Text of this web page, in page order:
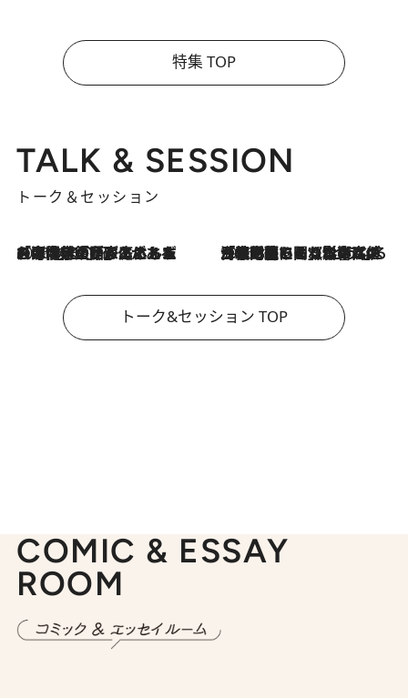
特集 TOP
TALK & SESSION
トーク＆セッション
2026.8.3
「今後値上げがあるとすれば…」「リスクがあるのは今年の冬」エネルギー専門家が語る、ホルムズ海峡封鎖が家庭にもたらす“ある心配” 2026.8.3
「住宅建てられない…」「サーチャージ料の高値が続いている」ホルムズ海峡封鎖による影響はいつまで続く？《エネルギー専門家に聞く“どうなる日本の暮らし”》
トーク&セッション TOP
COMIC & ESSAY
ROOM